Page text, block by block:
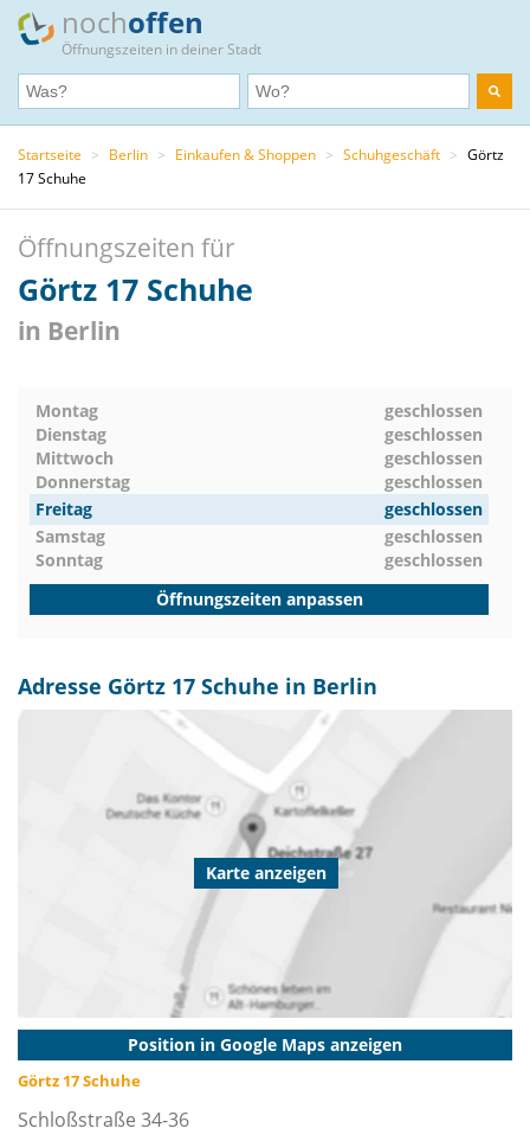
nochoffen
Öffnungszeiten in deiner Stadt
Startseite > Berlin > Einkaufen & Shoppen > Schuhgeschäft > Görtz
17 Schuhe
Öffnungszeiten für
Görtz 17 Schuhe
in Berlin
Montag
geschlossen
Dienstag
geschlossen
Mittwoch
geschlossen
Donnerstag
geschlossen
Freitag
geschlossen
Samstag
geschlossen
Sonntag
geschlossen
Öffnungszeiten anpassen
Adresse Görtz 17 Schuhe in Berlin
Karte anzeigen
Position in Google Maps anzeigen
Görtz 17 Schuhe
Schloßstraße 34-36